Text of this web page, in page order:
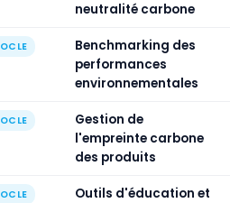
neutralité carbone
Benchmarking des
performances
environnementales
Gestion de
l'empreinte carbone
des produits
Outils d'éducation et